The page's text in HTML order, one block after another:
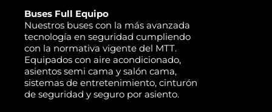
Buses Full Equipo
Nuestros buses con la más avanzada
tecnología en seguridad cumpliendo
con la normativa vigente del MTT.
Equipados con aire acondicionado,
asientos semi cama y salón cama,
sistemas de entretenimiento, cinturón
de seguridad y seguro por asiento.